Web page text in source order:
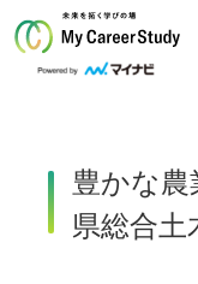
豊かな
県総合土